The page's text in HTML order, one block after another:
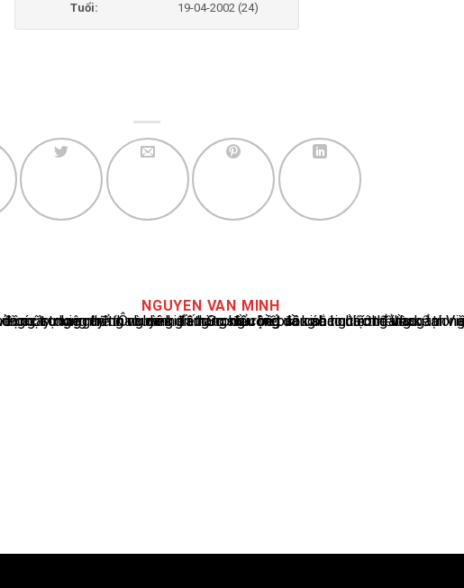
Tuổi:
19-04-2002 (24)
NGUYEN VAN MINH
Nguyễn Văn Minh là một trong những chuyên gia hàng đầu về báo cáo tin tức thể thao tại Việt Nam, với hơn 10 năm hoạt động trong ngành. Ông có kiến thức sâu rộng và kinh nghiệm đáng kể trong việc phân tích và báo cáo về các sự kiện thể thao hàng đầu. Sự hiểu biết sâu sắc của ông về ngành này đã giúp ông xây dựng uy tín và danh tiếng trong cộng đồng báo chí thể thao.